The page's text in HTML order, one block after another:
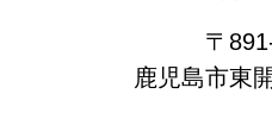
〒
鹿児島市東